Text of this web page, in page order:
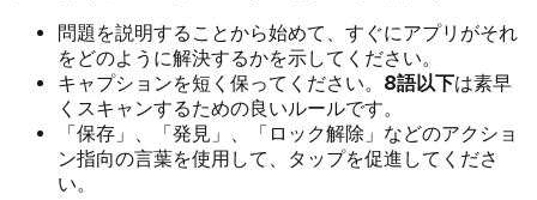
問題を説明することから始めて、すぐにアプリがそれ
をどのように解決するかを示してください。
キャプションを短く保ってください。 8語以下は素早
くスキャンするための良いルールです。
「保存」、「発見」、「ロック解除」などのアクショ
ン指向の言葉を使用して、タップを促進してくださ
い。